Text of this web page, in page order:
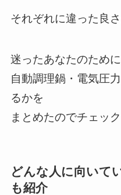
それぞれに違った良
迷ったあなたのために
自動調理鍋・電気圧
るかを
まとめたのでチェッ
どんな人に向いて
も紹介